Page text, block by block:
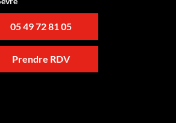
05 49 72 81 05
Prendre RDV